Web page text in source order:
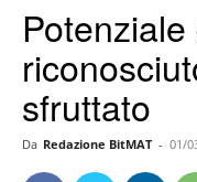
sfruttato
Da Redazione BitMAT - 01/